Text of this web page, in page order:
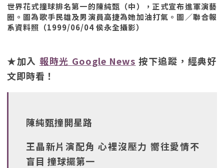
世界花式撞球排名第一的陳純甄（中），正式宣布進軍演藝
圈。圖為歌手民雄及男演員高捷為她加油打氣。圖／聯合報
系資料照（1999/06/04 侯永全攝影）
★加入 報時光 Google News 按下追蹤，經典好
文即時看！
陳純甄撞開星路
王晶新片演配角 心裡沒壓力 嚮往愛情不
盲目 撞球擺第一